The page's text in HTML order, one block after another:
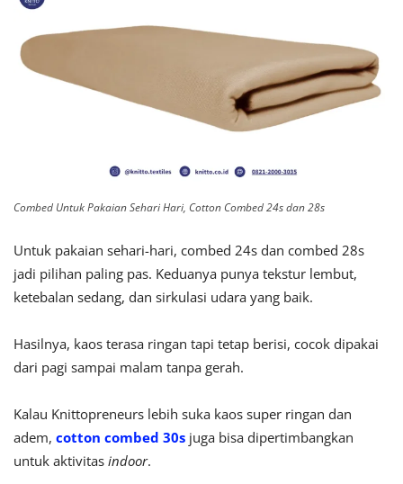
Combed Untuk Pakaian Sehari Hari, Cotton Combed 24s dan 28s
Untuk pakaian sehari-hari, combed 24s dan combed 28s
jadi pilihan paling pas. Keduanya punya tekstur lembut,
ketebalan sedang, dan sirkulasi udara yang baik.
Hasilnya, kaos terasa ringan tapi tetap berisi, cocok dipakai
dari pagi sampai malam tanpa gerah.
Kalau Knittopreneurs lebih suka kaos super ringan dan
adem, cotton combed 30s juga bisa dipertimbangkan
untuk aktivitas indoor.